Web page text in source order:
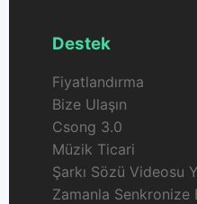
Destek
Fiyatlandırma
Bize Ulaşın
Csong 3.0
Müzik Ticari
Şarkı Sözü Videosu
Zamanla Senkronize